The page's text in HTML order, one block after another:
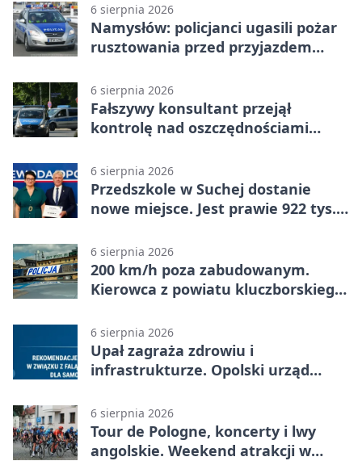
6 sierpnia 2026
Namysłów: policjanci ugasili pożar
rusztowania przed przyjazdem
6 sierpnia 2026
Fałszywy konsultant przejął
kontrolę nad oszczędnościami
6 sierpnia 2026
Przedszkole w Suchej dostanie
nowe miejsce. Jest prawie 922 tys.
6 sierpnia 2026
200 km/h poza zabudowanym.
Kierowca z powiatu kluczborskiego
6 sierpnia 2026
Upał zagraża zdrowiu i
infrastrukturze. Opolski urząd
6 sierpnia 2026
Tour de Pologne, koncerty i lwy
angolskie. Weekend atrakcji w